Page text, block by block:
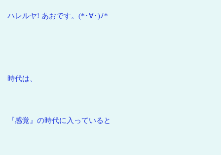
ハレルヤ! あおです。(*･∀･)ﾉ*
時代は、
『感覚』の時代に入っていると